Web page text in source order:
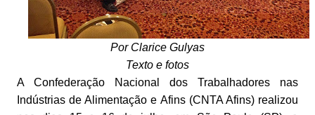
Por Clarice Gulyas
Texto e fotos
A Confederação Nacional dos Trabalhadores nas
Indústrias de Alimentação e Afins (CNTA Afins) realizou